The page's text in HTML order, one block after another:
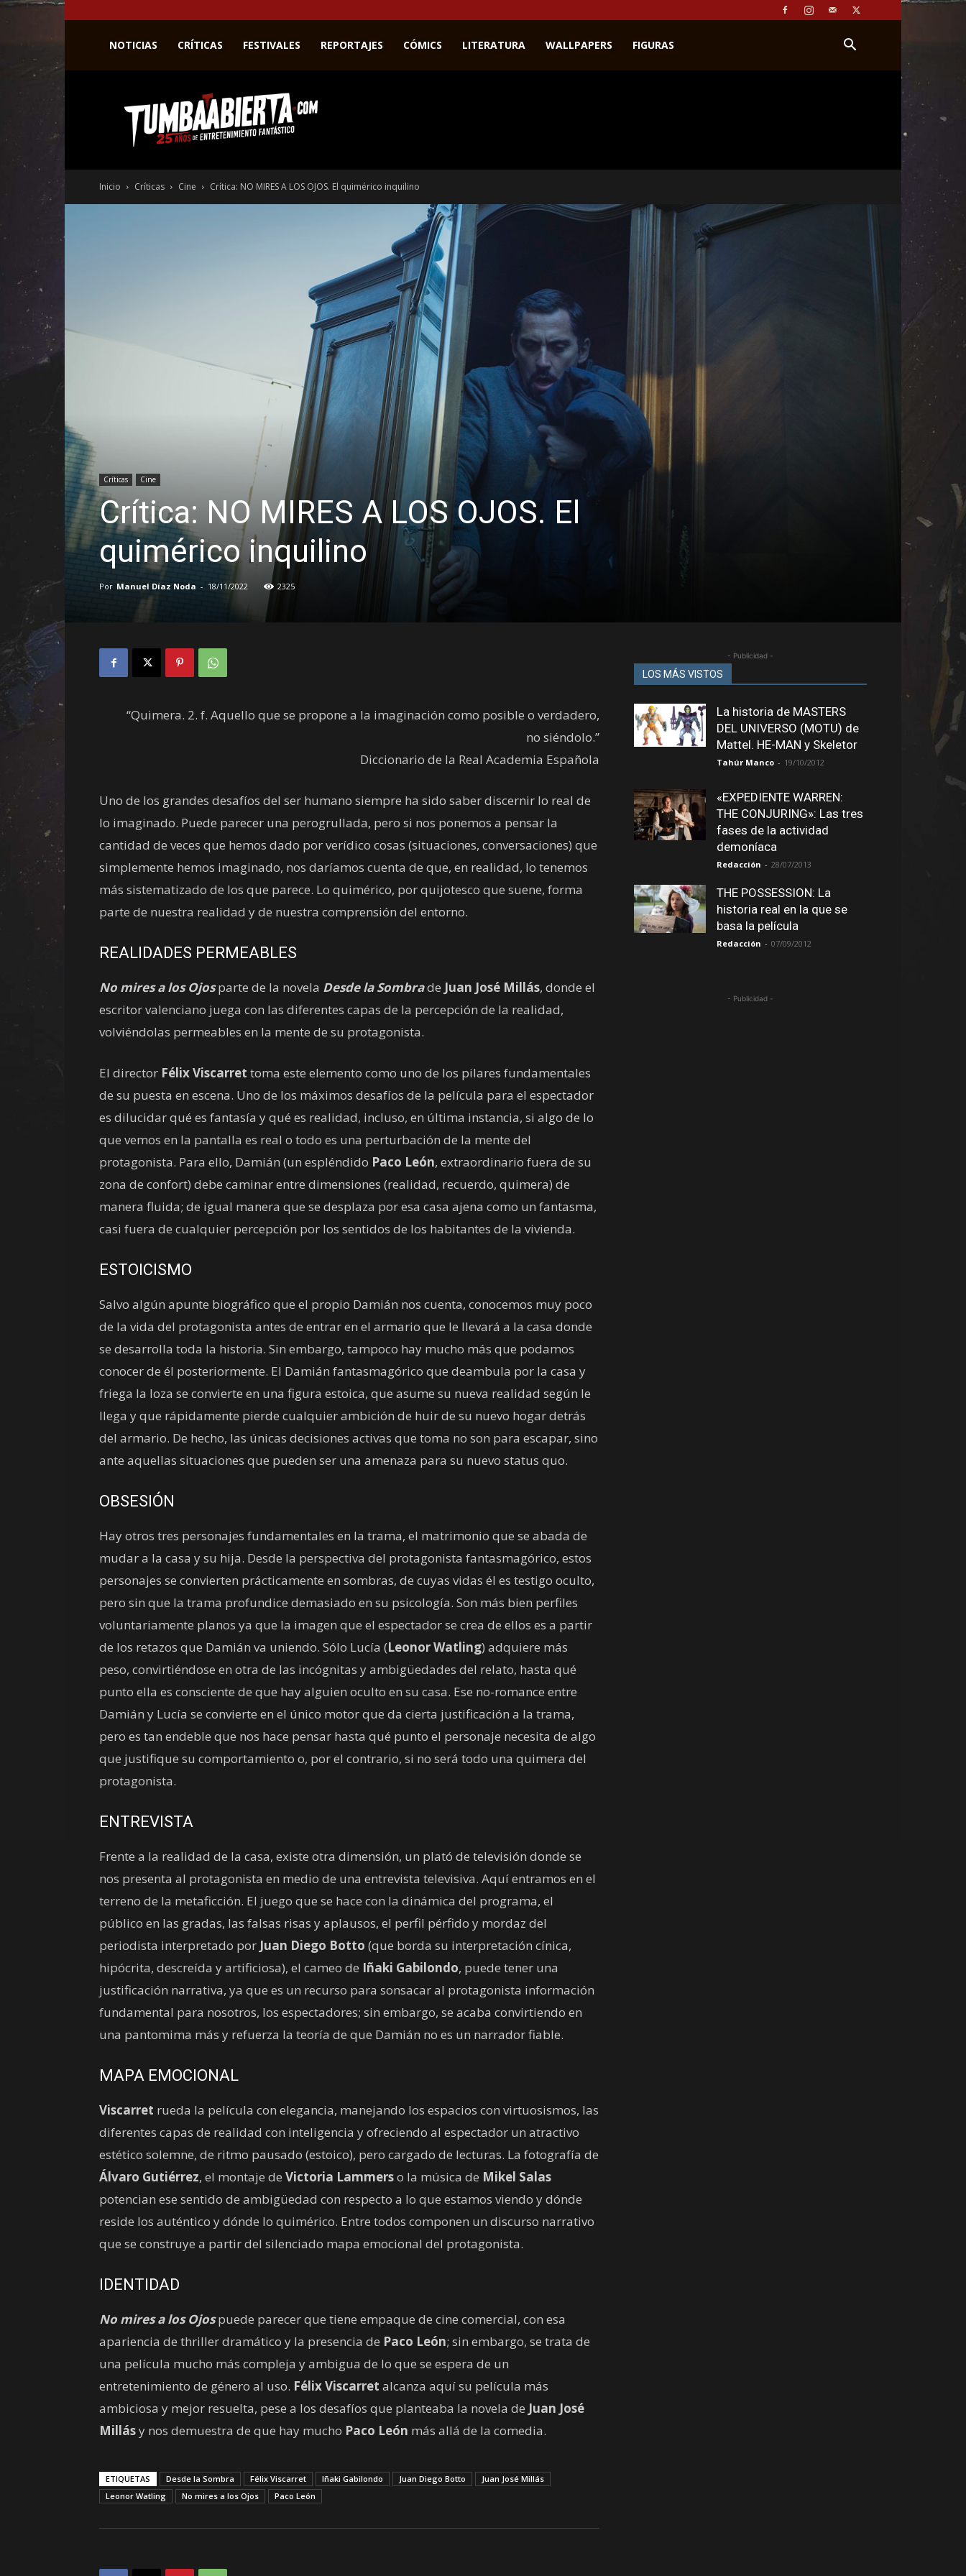
NOTICIAS CRÍTICAS FESTIVALES REPORTAJES CÓMICS LITERATURA WALLPAPERS FIGURAS
web
del
entretenimiento
el
género
Inicio Críticas Cine Crítica: NO MIRES A LOS OJOS. El quimérico inquilino
Críticas Cine
Crítica: NO MIRES A LOS OJOS. El
quimérico inquilino
Por Manuel Díaz Noda - 18/11/2022 2325
“Quimera. 2. f. Aquello que se propone a la imaginación como posible o verdadero,
no siéndolo.”
Diccionario de la Real Academia Española
Uno de los grandes desafíos del ser humano siempre ha sido saber discernir lo real de
lo imaginado. Puede parecer una perogrullada, pero si nos ponemos a pensar la
cantidad de veces que hemos dado por verídico cosas (situaciones, conversaciones) que
simplemente hemos imaginado, nos daríamos cuenta de que, en realidad, lo tenemos
más sistematizado de los que parece. Lo quimérico, por quijotesco que suene, forma
parte de nuestra realidad y de nuestra comprensión del entorno.
REALIDADES PERMEABLES
No mires a los Ojos parte de la novela Desde la Sombrade Juan José Millás, donde el
escritor valenciano juega con las diferentes capas de la percepción de la realidad,
volviéndolas permeables en la mente de su protagonista.
El director Félix Viscarret toma este elemento como uno de los pilares fundamentales
de su puesta en escena. Uno de los máximos desafíos de la película para el espectador
es dilucidar qué es fantasía y qué es realidad, incluso, en última instancia, si algo de lo
que vemos en la pantalla es real o todo es una perturbación de la mente del
protagonista. Para ello, Damián (un espléndido Paco León, extraordinario fuera de su
zona de confort) debe caminar entre dimensiones (realidad, recuerdo, quimera) de
manera fluida; de igual manera que se desplaza por esa casa ajena como un fantasma,
casi fuera de cualquier percepción por los sentidos de los habitantes de la vivienda.
ESTOICISMO
Salvo algún apunte biográfico que el propio Damián nos cuenta, conocemos muy poco
de la vida del protagonista antes de entrar en el armario que le llevará a la casa donde
se desarrolla toda la historia. Sin embargo, tampoco hay mucho más que podamos
conocer de él posteriormente. El Damián fantasmagórico que deambula por la casa y
friega la loza se convierte en una figura estoica, que asume su nueva realidad según le
llega y que rápidamente pierde cualquier ambición de huir de su nuevo hogar detrás
del armario. De hecho, las únicas decisiones activas que toma no son para escapar, sino
ante aquellas situaciones que pueden ser una amenaza para su nuevo status quo.
OBSESIÓN
Hay otros tres personajes fundamentales en la trama, el matrimonio que se abada de
mudar a la casa y su hija. Desde la perspectiva del protagonista fantasmagórico, estos
personajes se convierten prácticamente en sombras, de cuyas vidas él es testigo oculto,
pero sin que la trama profundice demasiado en su psicología. Son más bien perfiles
voluntariamente planos ya que la imagen que el espectador se crea de ellos es a partir
de los retazos que Damián va uniendo. Sólo Lucía (Leonor Watling) adquiere más
peso, convirtiéndose en otra de las incógnitas y ambigüedades del relato, hasta qué
punto ella es consciente de que hay alguien oculto en su casa. Ese no-romance entre
Damián y Lucía se convierte en el único motor que da cierta justificación a la trama,
pero es tan endeble que nos hace pensar hasta qué punto el personaje necesita de algo
que justifique su comportamiento o, por el contrario, si no será todo una quimera del
protagonista.
ENTREVISTA
Frente a la realidad de la casa, existe otra dimensión, un plató de televisión donde se
nos presenta al protagonista en medio de una entrevista televisiva. Aquí entramos en el
terreno de la metaficción. El juego que se hace con la dinámica del programa, el
público en las gradas, las falsas risas y aplausos, el perfil pérfido y mordaz del
periodista interpretado por Juan Diego Botto (que borda su interpretación cínica,
hipócrita, descreída y artificiosa), el cameo de Iñaki Gabilondo, puede tener una
justificación narrativa, ya que es un recurso para sonsacar al protagonista información
fundamental para nosotros, los espectadores; sin embargo, se acaba convirtiendo en
una pantomima más y refuerza la teoría de que Damián no es un narrador fiable.
MAPA EMOCIONAL
Viscarret rueda la película con elegancia, manejando los espacios con virtuosismos, las
diferentes capas de realidad con inteligencia y ofreciendo al espectador un atractivo
estético solemne, de ritmo pausado (estoico), pero cargado de lecturas. La fotografía de
Álvaro Gutiérrez, el montaje de Victoria Lammerso la música de Mikel Salas
potencian ese sentido de ambigüedad con respecto a lo que estamos viendo y dónde
reside los auténtico y dónde lo quimérico. Entre todos componen un discurso narrativo
que se construye a partir del silenciado mapa emocional del protagonista.
IDENTIDAD
No mires a los Ojos puede parecer que tiene empaque de cine comercial, con esa
apariencia de thriller dramático y la presencia de Paco León; sin embargo, se trata de
una película mucho más compleja y ambigua de lo que se espera de un
entretenimiento de género al uso. Félix Viscarret alcanza aquí su película más
ambiciosa y mejor resuelta, pese a los desafíos que planteaba la novela de Juan José
Millásy nos demuestra de que hay mucho Paco León más allá de la comedia.
ETIQUETAS Desde la Sombra Félix Viscarret Iñaki Gabilondo Juan Diego Botto
Juan José Millás
Leonor Watling
No mires a los Ojos Paco León
- Publicidad -
LOS MÁS VISTOS
La historia de MASTERS
DEL UNIVERSO (MOTU) de
Mattel. HE-MAN y Skeletor
Tahúr Manco - 19/10/2012
«EXPEDIENTE WARREN:
THE CONJURING»: Las tres
fases de la actividad
demoníaca
Redacción - 28/07/2013
THE POSSESSION: La
historia real en la que se
basa la película
Redacción - 07/09/2012
- Publicidad -